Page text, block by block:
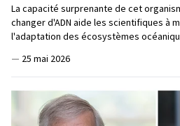
La capacité surprenante de cet
changer d'ADN aide les scientifiques à
l'adaptation des écosystèmes
— 25 mai 2026